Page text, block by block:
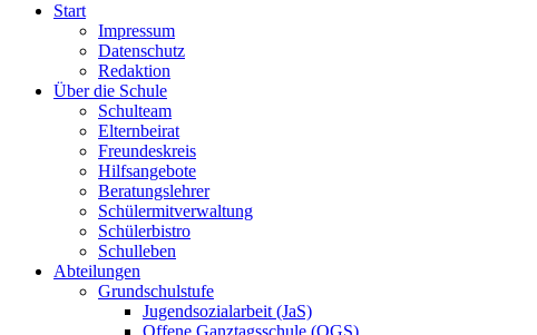
Start
Impressum
Datenschutz
Redaktion
Über die Schule
Schulteam
Elternbeirat
Freundeskreis
Hilfsangebote
Beratungslehrer
Schülermitverwaltung
Schülerbistro
Schulleben
Abteilungen
Grundschulstufe
Jugendsozialarbeit (JaS)
Offene Ganztagsschule (OGS)